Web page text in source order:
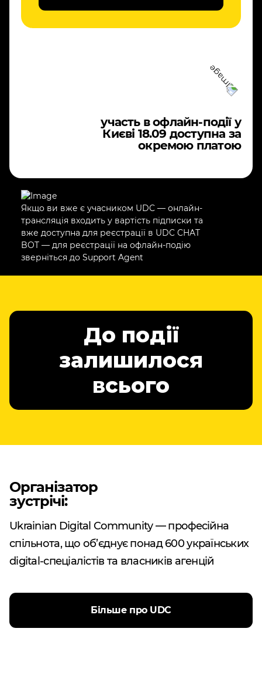
участь в офлайн-події у
Києві 18.09 доступна за
окремою платою
Якщо ви вже є учасником UDC — онлайн-
трансляція входить у вартість підписки та
вже доступна для реєстрації в UDC CHAT
BOT — для реєстрації на офлайн-подію
зверніться до Support Agent
До події
залишилося
всього
Організатор
зустрічі:
Ukrainian Digital Community — професійна
спільнота, що об’єднує понад 600 українських
digital-спеціалістів та власників агенцій
Більше про UDC